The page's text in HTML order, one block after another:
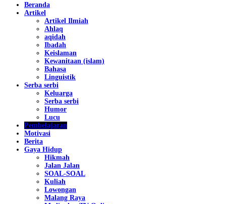
Beranda
Artikel
Artikel Ilmiah
Ahlaq
aqidah
Ibadah
Keislaman
Kewanitaan (islam)
Bahasa
Linguistik
Serba serbi
Keluarga
Serba serbi
Humor
Lucu
Pembelajaran
Motivasi
Berita
Gaya Hidup
Hikmah
Jalan Jalan
SOAL-SOAL
Kuliah
Lowongan
Malang Raya